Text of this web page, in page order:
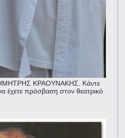
ΚΡΑΟΥΝΑΚΗΣ. Κάντε
έχετε πρόσβαση στον θεατρικό